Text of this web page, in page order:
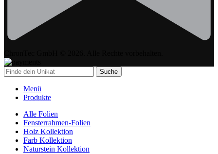
Suche
Menü
Produkte
Alle Folien
Fensterrahmen-Folien
Holz Kollektion
Farb Kollektion
Naturstein Kollektion